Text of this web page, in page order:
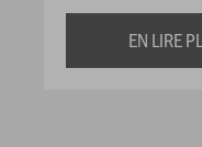
EN LIRE